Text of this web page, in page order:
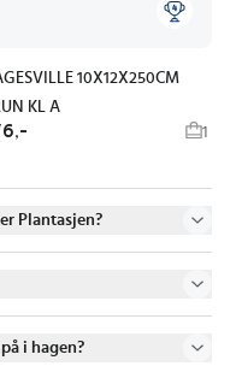
10X12X250CM
KL A
1
Plantasjen?
i hagen?